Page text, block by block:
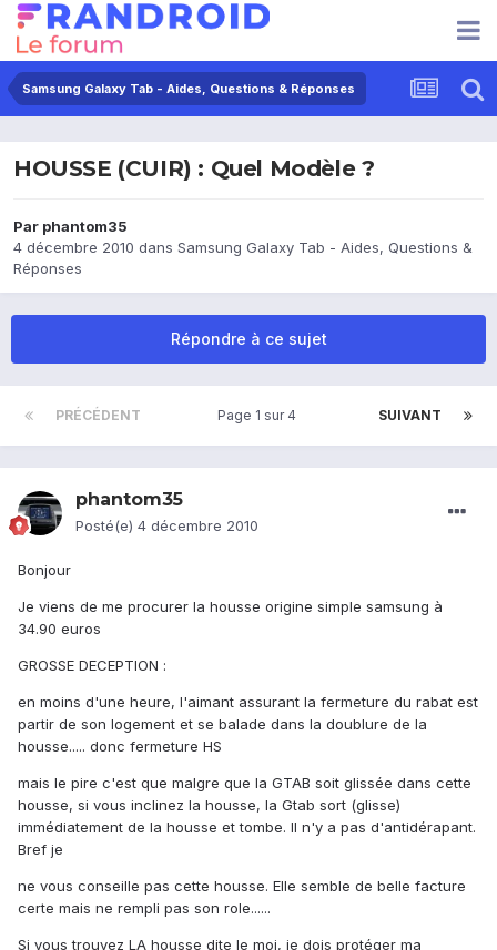
Samsung Galaxy Tab - Aides, Questions & Réponses
HOUSSE (CUIR) : Quel Modèle ?
Par phantom35
4 décembre 2010 dans Samsung Galaxy Tab - Aides, Questions &
Réponses
Répondre à ce sujet
PRÉCÉDENT SUIVANT
Page 1 sur 4
phantom35
Posté(e) 4 décembre 2010
Bonjour
Je viens de me procurer la housse origine simple samsung à
34.90 euros
GROSSE DECEPTION :
en moins d'une heure, l'aimant assurant la fermeture du rabat est
partir de son logement et se balade dans la doublure de la
housse..... donc fermeture HS
mais le pire c'est que malgre que la GTAB soit glissée dans cette
housse, si vous inclinez la housse, la Gtab sort (glisse)
immédiatement de la housse et tombe. Il n'y a pas d'antidérapant.
Bref je
ne vous conseille pas cette housse. Elle semble de belle facture
certe mais ne rempli pas son role......
Si vous trouvez LA housse dite le moi, je dois protéger ma